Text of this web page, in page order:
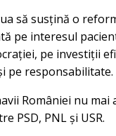
să susțină o
pe interesul
pe investiții
pe responsabilitate.
României nu mai
PSD, PNL și USR.